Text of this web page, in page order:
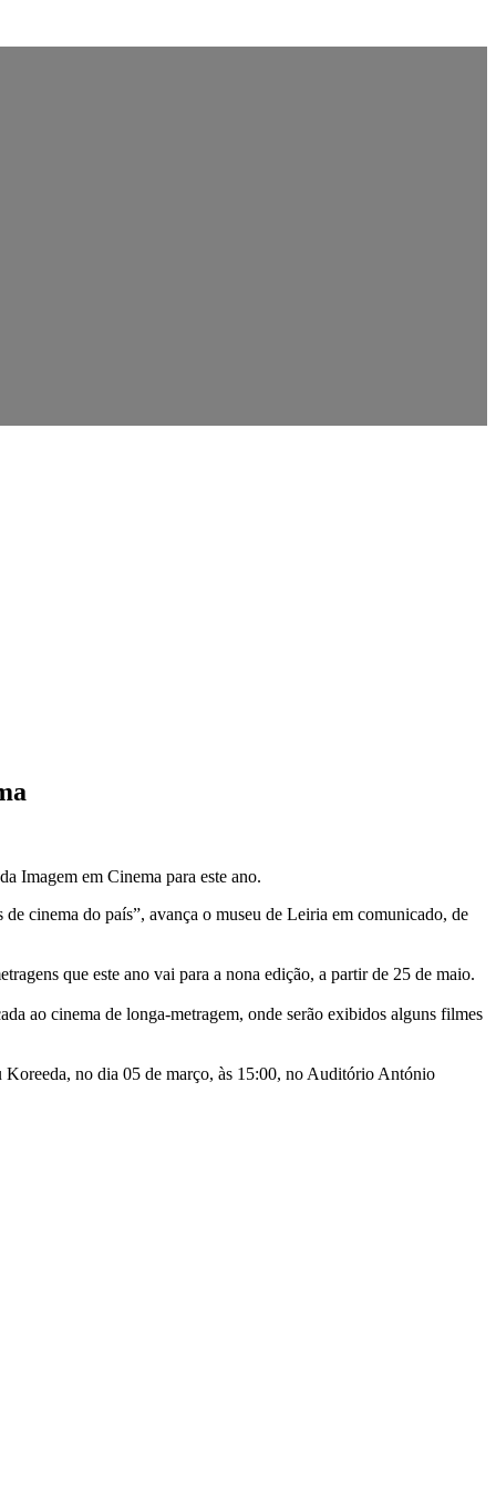
Imagem em Cinema para este ano.
cinema do país”, avança o museu de Leiria em comunicado, de
que este ano vai para a nona edição, a partir de 25 de maio.
ao cinema de longa-metragem, onde serão exibidos alguns filmes
no dia 05 de março, às 15:00, no Auditório António